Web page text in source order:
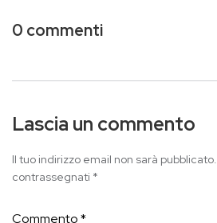
0 commenti
Lascia un commento
Il tuo indirizzo email non sarà pubblicato.
contrassegnati *
Commento*